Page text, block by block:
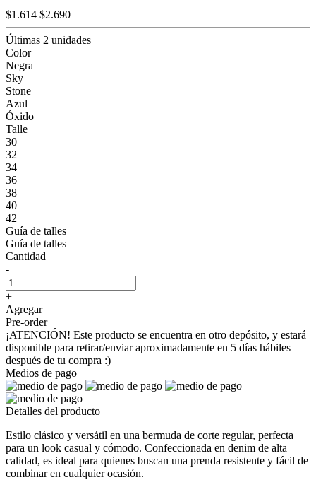
$1.614 $2.690
Últimas 2 unidades
Color
Negra
Sky
Stone
Azul
Óxido
Talle
30
32
34
36
38
40
42
Guía de talles
Guía de talles
Cantidad
-
+
Agregar
Pre-order
¡ATENCIÓN! Este producto se encuentra en otro depósito, y estará
disponible para retirar/enviar aproximadamente en 5 días hábiles
después de tu compra :)
Medios de pago
Detalles del producto
Estilo clásico y versátil en una bermuda de corte regular, perfecta
para un look casual y cómodo. Confeccionada en denim de alta
calidad, es ideal para quienes buscan una prenda resistente y fácil de
combinar en cualquier ocasión.